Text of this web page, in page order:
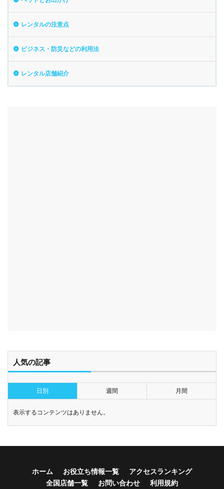
レンタルの注意点
ビジネス・防災などの利用法
レンタル店舗紹介
人気の記事
日別 週間 月間
表示するコンテンツはありません。
ホーム お役立ち情報一覧
アクセスランキング
全国店舗一覧
お問い合わせ 利用規約